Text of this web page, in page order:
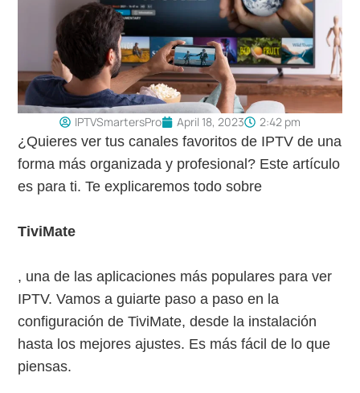
IPTVSmartersPro April 18, 2023 2:42 pm
¿Quieres ver tus canales favoritos de IPTV de una
forma más organizada y profesional? Este artículo
es para ti. Te explicaremos todo sobre
TiviMate
, una de las aplicaciones más populares para ver
IPTV. Vamos a guiarte paso a paso en la
configuración de TiviMate, desde la instalación
hasta los mejores ajustes. Es más fácil de lo que
piensas.